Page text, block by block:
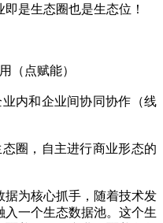
是生态圈也是生态位！
（点赋能）
内和企业间协同协作（线
圈，自主进行商业形态的
据为核心抓手，随着技术发
入一个生态数据池。这个生